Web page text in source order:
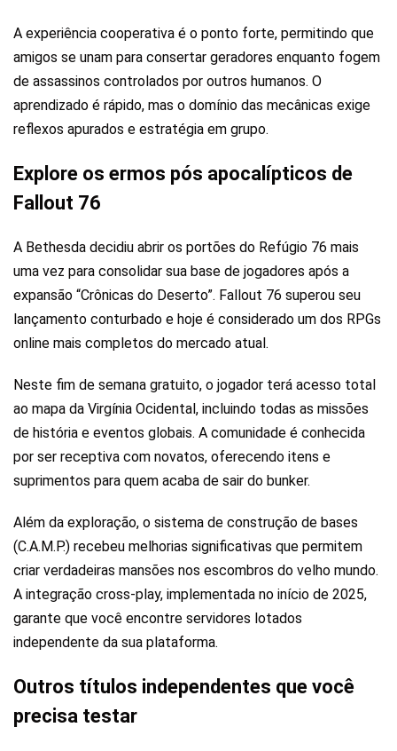
A experiência cooperativa é o ponto forte, permitindo que
amigos se unam para consertar geradores enquanto fogem
de assassinos controlados por outros humanos. O
aprendizado é rápido, mas o domínio das mecânicas exige
reflexos apurados e estratégia em grupo.
Explore os ermos pós apocalípticos de
Fallout 76
A Bethesda decidiu abrir os portões do Refúgio 76 mais
uma vez para consolidar sua base de jogadores após a
expansão “Crônicas do Deserto”. Fallout 76 superou seu
lançamento conturbado e hoje é considerado um dos RPGs
online mais completos do mercado atual.
Neste fim de semana gratuito, o jogador terá acesso total
ao mapa da Virgínia Ocidental, incluindo todas as missões
de história e eventos globais. A comunidade é conhecida
por ser receptiva com novatos, oferecendo itens e
suprimentos para quem acaba de sair do bunker.
Além da exploração, o sistema de construção de bases
(C.A.M.P.) recebeu melhorias significativas que permitem
criar verdadeiras mansões nos escombros do velho mundo.
A integração cross-play, implementada no início de 2025,
garante que você encontre servidores lotados
independente da sua plataforma.
Outros títulos independentes que você
precisa testar